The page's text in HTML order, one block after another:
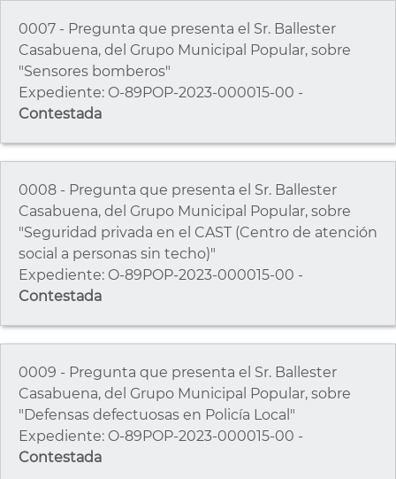
0007 - Pregunta que presenta el Sr. Ballester
Casabuena, del Grupo Municipal Popular, sobre
"Sensores bomberos"
Expediente: O-89POP-2023-000015-00 -
Contestada
0008 - Pregunta que presenta el Sr. Ballester
Casabuena, del Grupo Municipal Popular, sobre
"Seguridad privada en el CAST (Centro de atención
social a personas sin techo)"
Expediente: O-89POP-2023-000015-00 -
Contestada
0009 - Pregunta que presenta el Sr. Ballester
Casabuena, del Grupo Municipal Popular, sobre
"Defensas defectuosas en Policía Local"
Expediente: O-89POP-2023-000015-00 -
Contestada